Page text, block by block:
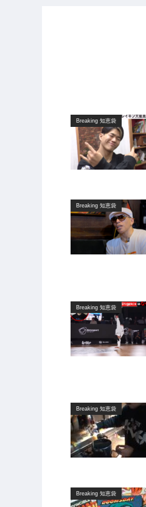
Breaking 知恵袋
Breaking 知恵袋
Breaking 知恵袋
Breaking 知恵袋
Breaking 知恵袋